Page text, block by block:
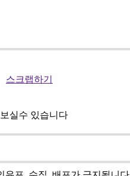
스크랩하기
실수 있습니다